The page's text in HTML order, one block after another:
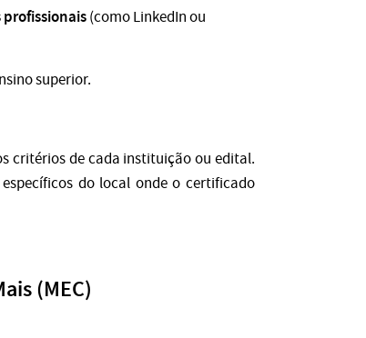
(como LinkedIn ou
superior.
critérios de cada instituição ou edital.
do local onde o certificado
(MEC)